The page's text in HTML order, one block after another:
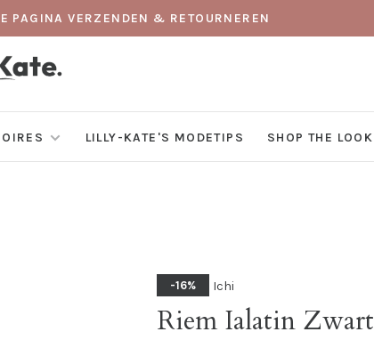
PAGINA VERZENDEN & RETOURNEREN
LILLY-KATE'S MODETIPS SHOP THE LOOK
-16% Ichi
Riem Ialatin Zwart